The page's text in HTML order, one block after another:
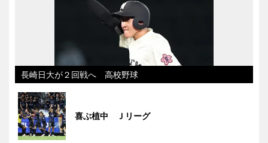
長崎日大が２回戦へ 高校野球
喜ぶ植中 Ｊリーグ